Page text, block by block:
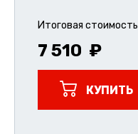
Итоговая стоимость
7 510
КУПИТЬ